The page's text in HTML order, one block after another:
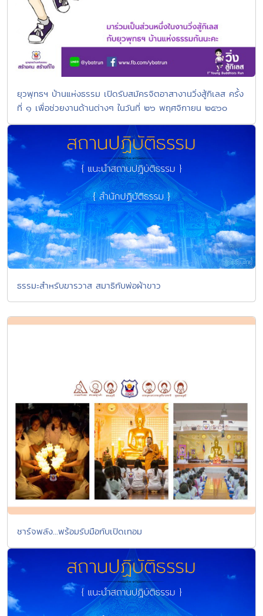
ยุวพุทธฯ บ้านแห่งธรรม เปิดรับสมัครจิตอาสางานวิ่งสู้กิเลส ครั้ง
ที่ ๑ เพื่อช่วยงานด้านต่างๆ ในวันที่ ๒๖ พฤศจิกายน ๒๕๖๐
ธรรมะสำหรับฆารวาส สมาธิกับพ่อผ้าขาว
ชาร์จพลัง...พร้อมรับมือกับเปิดเทอม